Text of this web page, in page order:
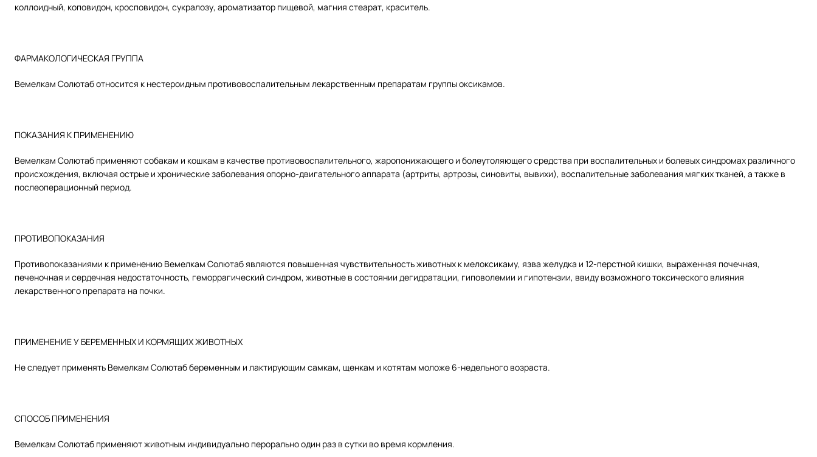
коллоидный, коповидон, кросповидон, сукралозу, ароматизатор пищевой, магния стеарат, краситель.
ФАРМАКОЛОГИЧЕСКАЯ ГРУППА
Вемелкам Солютаб относится к нестероидным противовоспалительным лекарственным препаратам группы оксикамов.
ПОКАЗАНИЯ К ПРИМЕНЕНИЮ
Вемелкам Солютаб применяют собакам и кошкам в качестве противовоспалительного, жаропонижающего и болеутоляющего средства при воспалительных и болевых синдромах различного
происхождения, включая острые и хронические заболевания опорно-двигательного аппарата (артриты, артрозы, синовиты, вывихи), воспалительные заболевания мягких тканей, а также в
послеоперационный период.
ПРОТИВОПОКАЗАНИЯ
Противопоказаниями к применению Вемелкам Солютаб являются повышенная чувствительность животных к мелоксикаму, язва желудка и 12-перстной кишки, выраженная почечная,
печеночная и сердечная недостаточность, геморрагический синдром, животные в состоянии дегидратации, гиповолемии и гипотензии, ввиду возможного токсического влияния
лекарственного препарата на почки.
ПРИМЕНЕНИЕ У БЕРЕМЕННЫХ И КОРМЯЩИХ ЖИВОТНЫХ
Не следует применять Вемелкам Солютаб беременным и лактирующим самкам, щенкам и котятам моложе 6-недельного возраста.
СПОСОБ ПРИМЕНЕНИЯ
Вемелкам Солютаб применяют животным индивидуально перорально один раз в сутки во время кормления.